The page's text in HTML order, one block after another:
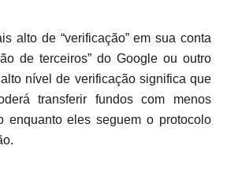
alto de “verificação” em sua conta
de terceiros” do Google ou outro
nível de verificação significa que
transferir fundos com menos
enquanto eles seguem o protocolo